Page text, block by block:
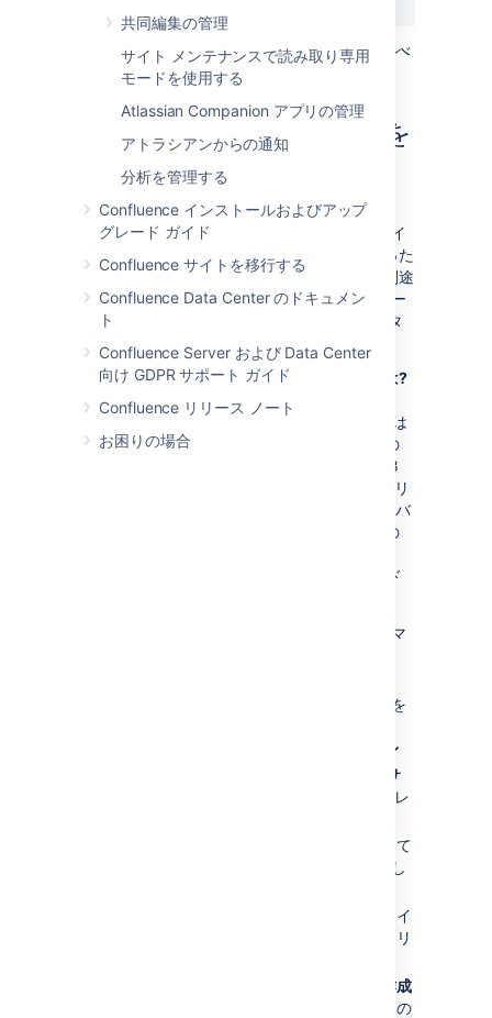
共同編集の管理
サイト メンテナンスで読み取り専用
モードを使用する
Atlassian Companion アプリの管理
アトラシアンからの通知
分析を管理する
Confluence インストールおよびアップ
グレード ガイド
Confluence サイトを移行する
Confluence Data Center のドキュメン
ト
Confluence Server および Data Center
向け GDPR サポート ガイド
Confluence リリース ノート
お困りの場合
この例は、 MySQLでテストされましたが、すべ
ての SQL データベースに適用可能です。
ステップ 2. カスタマイズを
再適用する
Confluence を別のメジャー リリースの
Confluence にアップグレードする際には、サイ
ト全体またはスペース固有のレイアウトへ行った
カスタマイズを再適用する必要があります。別途
明記されていない限り、Confluence のマイナー
リリース アップグレードを実施した後、カスタ
マイズを再適用する必要があります。
「メジャー」および「マイナー」リリースとは?
メジャー リリースは、アップグレード後に
Confluence のバージョン番号の 1 桁目、または
小数点第 1 桁目の後 1 番目の桁数が異なるもの
です (例: Confluence 3.0 から 3.1、または 2.8
から 3.0 へのアップグレードなど)。マイナー リ
リースは、アップグレード後に Confluence のバ
ージョン番号の 1 桁目、および小数点第 1 位の
Confluence 3.0 から 3.0.1 へのアップグレード
Confluence サイト全体でレイアウトのカスタマ
] を
レイ
サ
レ
すべてのカスタマイズが利用可能になって
いることを確認します (できればコピーし
カスタマイズを再適用する必要のあるレイ
をクリ
カスタムの作成
をクリックし、新しい既定レイアウト内の